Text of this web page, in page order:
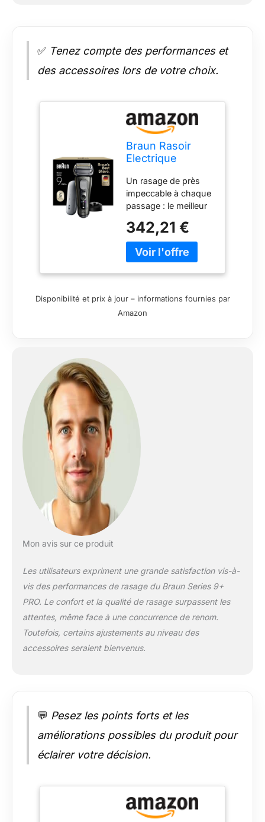
✅ Tenez compte des performances et
des accessoires lors de votre choix.
Braun Rasoir
Electrique
9+ Pro 9625S
Graphite
Un rasage de près
impeccable à chaque
passage : le meilleur
Braun avec 5+1
éléments de rasage
parfaitement
difficiles à chaque
passage Protection
rasoirs Series 9
précédents, avec une
protection
type de barbe : La
technologie Pro
SensoAdapt avec
des capteurs de
automatiquement la
Accessoire premium :
le PowerCase, étui de
recharge mobile pour
jusqu'à 6 semaines
minutes d'autonomie
matériaux de haute
qualité et la plus
grande attention aux
détails. 100%
jusqu'à 60 min
d'autonomie avec la
342,21 €
Disponibilité et prix à jour – informations fournies par
Amazon
Mon avis sur ce produit
Les utilisateurs expriment une grande satisfaction vis-à-
vis des performances de rasage du Braun Series 9+
PRO. Le confort et la qualité de rasage surpassent les
attentes, même face à une concurrence de renom.
Toutefois, certains ajustements au niveau des
accessoires seraient bienvenus.
💬 Pesez les points forts et les
améliorations possibles du produit pour
éclairer votre décision.